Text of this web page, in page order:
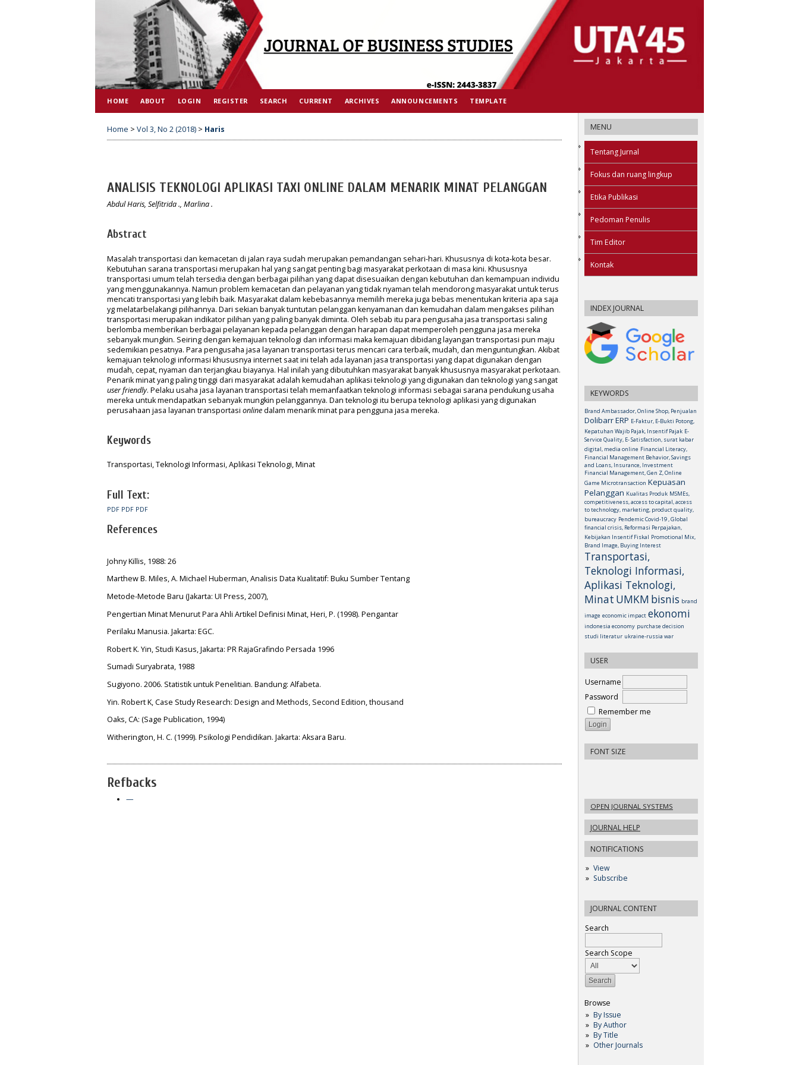
MENU
Tentang Jurnal
Fokus dan ruang lingkup
Etika Publikasi
Pedoman Penulis
Tim Editor
Kontak
INDEX JOURNAL
KEYWORDS
Brand Ambassador, Online Shop, Penjualan
Dolibarr ERP E-Faktur, E-Bukti Potong,
Kepatuhan Wajib Pajak, Insentif Pajak E-
Service Quality, E- Satisfaction, surat kabar
digital, media online Financial Literacy,
Financial Management Behavior, Savings
and Loans, Insurance, Investment
Financial Management, Gen Z, Online
Game Microtransaction Kepuasan
Pelanggan Kualitas Produk MSMEs,
competitiveness, access to capital, access
to technology, marketing, product quality,
bureaucracy Pendemic Covid-19 , Global
financial crisis, Reformasi Perpajakan,
Kebijakan Insentif Fiskal Promotional Mix,
Brand Image, Buying Interest
Transportasi,
Teknologi Informasi,
Aplikasi Teknologi,
Minat UMKM bisnis brand
image economic impact ekonomi
indonesia economy purchase decision
studi literatur ukraine-russia war
USER
Username
Password
Remember me
FONT SIZE
OPEN JOURNAL SYSTEMS
JOURNAL HELP
NOTIFICATIONS
View
Subscribe
JOURNAL CONTENT
Search
Search Scope
Browse
By Issue
By Author
By Title
Other Journals
HOME ABOUT LOGIN REGISTER SEARCH CURRENT ARCHIVES ANNOUNCEMENTS TEMPLATE
Home > Vol 3, No 2 (2018) > Haris
ANALISIS TEKNOLOGI APLIKASI TAXI ONLINE DALAM MENARIK MINAT PELANGGAN
Abdul Haris, Selfitrida ., Marlina .
Abstract
Masalah transportasi dan kemacetan di jalan raya sudah merupakan pemandangan sehari-hari. Khususnya di kota-kota besar.
Kebutuhan sarana transportasi merupakan hal yang sangat penting bagi masyarakat perkotaan di masa kini. Khususnya
transportasi umum telah tersedia dengan berbagai pilihan yang dapat disesuaikan dengan kebutuhan dan kemampuan individu
yang menggunakannya. Namun problem kemacetan dan pelayanan yang tidak nyaman telah mendorong masyarakat untuk terus
mencati transportasi yang lebih baik. Masyarakat dalam kebebasannya memilih mereka juga bebas menentukan kriteria apa saja
yg melatarbelakangi pilihannya. Dari sekian banyak tuntutan pelanggan kenyamanan dan kemudahan dalam mengakses pilihan
transportasi merupakan indikator pilihan yang paling banyak diminta. Oleh sebab itu para pengusaha jasa transportasi saling
berlomba memberikan berbagai pelayanan kepada pelanggan dengan harapan dapat memperoleh pengguna jasa mereka
sebanyak mungkin. Seiring dengan kemajuan teknologi dan informasi maka kemajuan dibidang layangan transportasi pun maju
sedemikian pesatnya. Para pengusaha jasa layanan transportasi terus mencari cara terbaik, mudah, dan menguntungkan. Akibat
kemajuan teknologi informasi khususnya internet saat ini telah ada layanan jasa transportasi yang dapat digunakan dengan
mudah, cepat, nyaman dan terjangkau biayanya. Hal inilah yang dibutuhkan masyarakat banyak khususnya masyarakat perkotaan.
Penarik minat yang paling tinggi dari masyarakat adalah kemudahan aplikasi teknologi yang digunakan dan teknologi yang sangat
user friendly. Pelaku usaha jasa layanan transportasi telah memanfaatkan teknologi informasi sebagai sarana pendukung usaha
mereka untuk mendapatkan sebanyak mungkin pelanggannya. Dan teknologi itu berupa teknologi aplikasi yang digunakan
perusahaan jasa layanan transportasi onlinedalam menarik minat para pengguna jasa mereka.
Keywords
Transportasi, Teknologi Informasi, Aplikasi Teknologi, Minat
Full Text:
PDF PDF PDF
References
Johny Killis, 1988: 26
Marthew B. Miles, A. Michael Huberman, Analisis Data Kualitatif: Buku Sumber Tentang
Metode-Metode Baru (Jakarta: UI Press, 2007),
Pengertian Minat Menurut Para Ahli Artikel Definisi Minat, Heri, P. (1998). Pengantar
Perilaku Manusia. Jakarta: EGC.
Robert K. Yin, Studi Kasus, Jakarta: PR RajaGrafindo Persada 1996
Sumadi Suryabrata, 1988
Sugiyono. 2006. Statistik untuk Penelitian. Bandung: Alfabeta.
Yin. Robert K, Case Study Research: Design and Methods, Second Edition, thousand
Oaks, CA: (Sage Publication, 1994)
Witherington, H. C. (1999). Psikologi Pendidikan. Jakarta: Aksara Baru.
Refbacks
—